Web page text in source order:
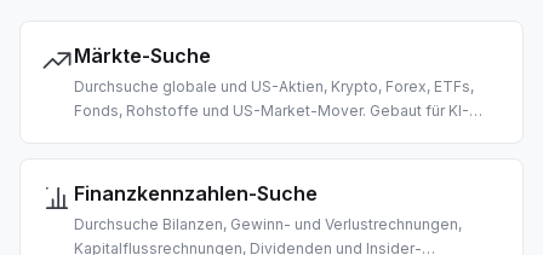
Märkte-Suche
Durchsuche globale und US-Aktien, Krypto, Forex, ETFs,
Fonds, Rohstoffe und US-Market-Mover. Gebaut für KI-
Recherche.
Finanzkennzahlen-Suche
Durchsuche Bilanzen, Gewinn- und Verlustrechnungen,
Kapitalflussrechnungen, Dividenden und Insider-